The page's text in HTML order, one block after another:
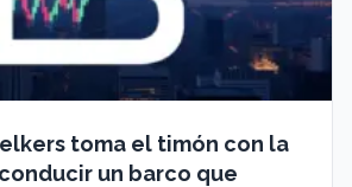
toma el timón con la
un barco que